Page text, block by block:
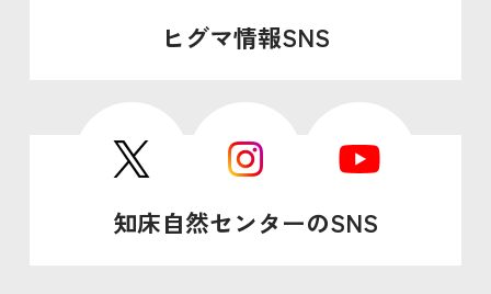
ヒグマ情報SNS
知床自然センターのSNS